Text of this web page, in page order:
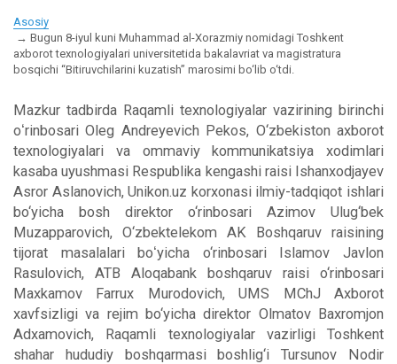
Asosiy
Bugun 8-iyul kuni Muhammad al-Xorazmiy nomidagi Toshkent
axborot texnologiyalari universitetida bakalavriat va magistratura
bosqichi “Bitiruvchilarini kuzatish” marosimi bo‘lib o‘tdi.
Mazkur tadbirda Raqamli texnologiyalar vazirining birinchi
oʻrinbosari Oleg Andreyevich Pekos, O‘zbekiston axborot
texnologiyalari va ommaviy kommunikatsiya xodimlari
kasaba uyushmasi Respublika kengashi raisi Ishanxodjayev
Asror Aslanovich, Unikon.uz korxonasi ilmiy-tadqiqot ishlari
bo‘yicha bosh direktor o‘rinbosari Azimov Ulug‘bek
Muzapparovich, O‘zbektelekom AK Boshqaruv raisining
tijorat masalalari boʻyicha o‘rinbosari Islamov Javlon
Rasulovich, ATB Aloqabank boshqaruv raisi o‘rinbosari
Maxkamov Farrux Murodovich, UMS MChJ Axborot
xavfsizligi va rejim bo‘yicha direktor Olmatov Baxromjon
Adxamovich, Raqamli texnologiyalar vazirligi Toshkent
shahar hududiy boshqarmasi boshlig‘i Tursunov Nodir